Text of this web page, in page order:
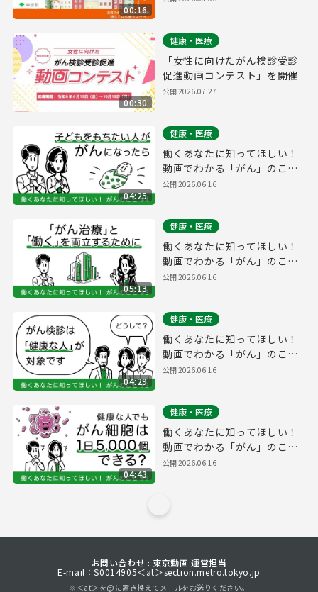
00:16
00:30
健康・医療
「女性に向けたがん検診受診
促進動画コンテスト」を開催
公開2026.07.27
04:25
健康・医療
働くあなたに知ってほしい！
動画でわかる「がん」のこ
と #4【「がん」と「妊娠」
公開2026.06.16
05:13
健康・医療
働くあなたに知ってほしい！
動画でわかる「がん」のこ
と #3【働きざかりで「が
公開2026.06.16
04:29
健康・医療
働くあなたに知ってほしい！
動画でわかる「がん」のこ
と #2【「がん」の予防や早
公開2026.06.16
04:43
健康・医療
働くあなたに知ってほしい！
動画でわかる「がん」のこ
と #1【どうしてがんはでき
公開2026.06.16
お問い合わせ : 東京動画 運営担当
E-mail：S0014905＜at＞section.metro.tokyo.jp
※＜at＞を@に置き換えてメールをお送りください。